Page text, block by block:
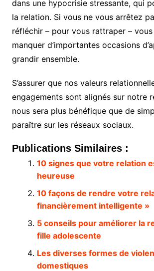
dans une hypocrisie stressante, qui
la relation. Si vous ne vous arrêtez
réfléchir – pour vous rattraper –
manquer d’importantes occasions
grandir ensemble.
S’assurer que nos valeurs
engagements sont alignés sur notre
nous sera plus bénéfique que de
paraître sur les réseaux sociaux.
Publications Similaires :
10 signes que votre relation
heureuse
10 façons de rendre votre
financièrement intelligente »
5 conseils pour améliorer la
fille adolescente
Les diverses formes de
domestiques